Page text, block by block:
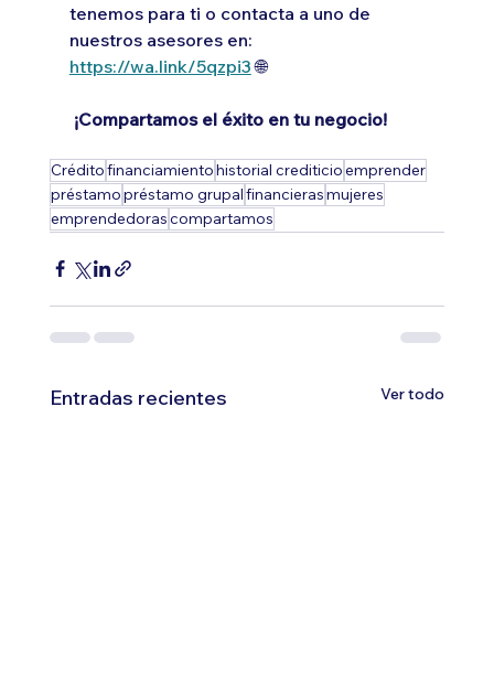
tenemos para ti o contacta a uno de
nuestros asesores en:
https://wa.link/5qzpi3 🌐
¡Compartamos el éxito en tu negocio!
Créditofinanciamientohistorial crediticioemprender
préstamopréstamo grupalfinancierasmujeres
emprendedorascompartamos
Entradas recientes Ver todo